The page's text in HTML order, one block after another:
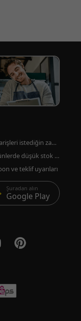
Siparişleri istediğin zaman takip et
Ürünlerde düşük stok uyarıları
ve teklif uyarıları
Şuradan alın
Google Play